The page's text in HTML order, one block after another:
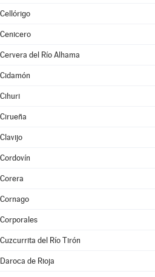
Cellórigo
Cenicero
Cervera del Río Alhama
Cidamón
Cihuri
Cirueña
Clavijo
Cordovín
Corera
Cornago
Corporales
Cuzcurrita del Río Tirón
Daroca de Rioja